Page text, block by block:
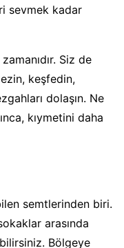
sevmek kadar
Siz de
keşfedin,
dolaşın. Ne
kıymetini daha
semtlerinden biri.
arasında
Bölgeye